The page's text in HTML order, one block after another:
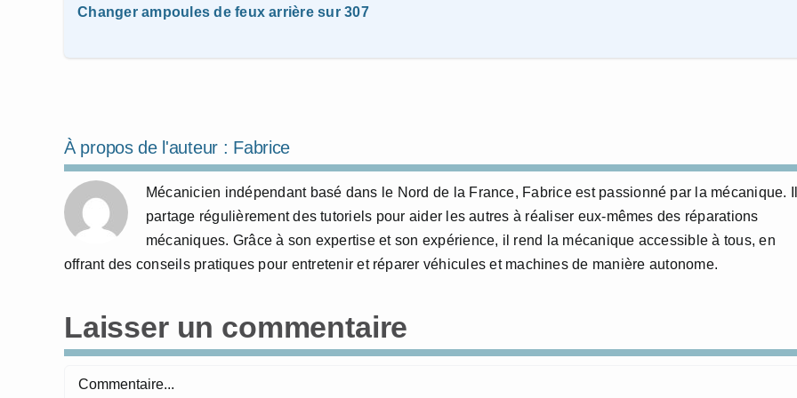
Changer ampoules de feux arrière sur 307
À propos de l'auteur : Fabrice
Mécanicien indépendant basé dans le Nord de la France, Fabrice est passionné par la mécanique.
partage régulièrement des tutoriels pour aider les autres à réaliser eux-mêmes des réparations
mécaniques. Grâce à son expertise et son expérience, il rend la mécanique accessible à tous, en
offrant des conseils pratiques pour entretenir et réparer véhicules et machines de manière autonome.
Laisser un commentaire
Commentaire